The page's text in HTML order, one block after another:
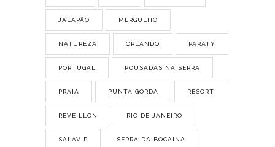
JALAPÃO MERGULHO
NATUREZA ORLANDO PARATY
PORTUGAL POUSADAS NA SERRA
PRAIA PUNTA GORDA RESORT
REVEILLON RIO DE JANEIRO
SALAVIP SERRA DA BOCAINA